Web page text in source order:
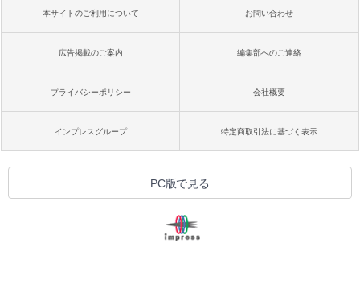
本サイトのご利用について お問い合わせ
広告掲載のご案内 編集部へのご連絡
プライバシーポリシー 会社概要
インプレスグループ 特定商取引法に基づく表示
PC版で見る